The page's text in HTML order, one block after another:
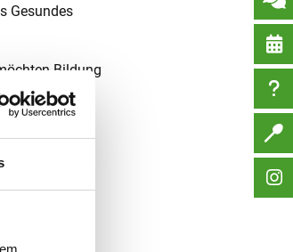
Gesundes
Bildung
diese